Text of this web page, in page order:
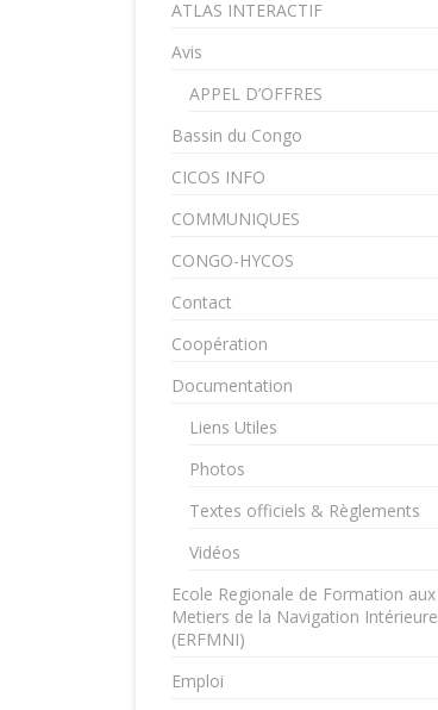
ATLAS INTERACTIF
Avis
APPEL D’OFFRES
Bassin du Congo
CICOS INFO
COMMUNIQUES
CONGO-HYCOS
Contact
Coopération
Documentation
Liens Utiles
Photos
Textes officiels & Règlements
Vidéos
Ecole Regionale de Formation aux
Metiers de la Navigation Intérieure
(ERFMNI)
Emploi